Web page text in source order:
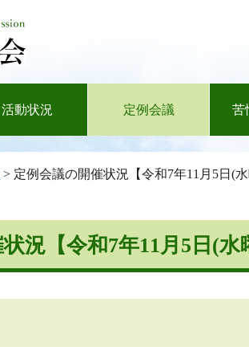
活動状況 定例会議 苦
> 定例会議の開催状況【令和7年11月5日(水
況【令和7年11月5日(水